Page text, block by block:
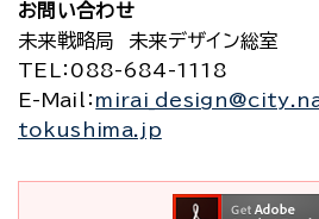
お問い合わせ
未来戦略局 未来デザイン総室
TEL
：088-684-1118
E-Mail
：
tokushima.jp